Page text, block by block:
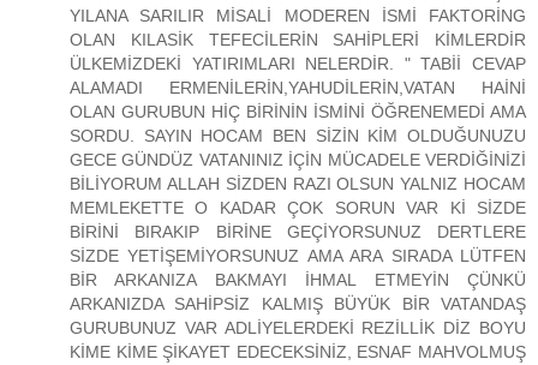
YILANA SARILIR MİSALİ MODEREN İSMİ FAKTORİNG
OLAN KILASİK TEFECİLERİN SAHİPLERİ KİMLERDİR
ÜLKEMİZDEKİ YATIRIMLARI NELERDİR. " TABİİ CEVAP
ALAMADI ERMENİLERİN,YAHUDİLERİN,VATAN HAİNİ
OLAN GURUBUN HİÇ BİRİNİN İSMİNİ ÖĞRENEMEDİ AMA
SORDU. SAYIN HOCAM BEN SİZİN KİM OLDUĞUNUZU
GECE GÜNDÜZ VATANINIZ İÇİN MÜCADELE VERDİĞİNİZİ
BİLİYORUM ALLAH SİZDEN RAZI OLSUN YALNIZ HOCAM
MEMLEKETTE O KADAR ÇOK SORUN VAR Kİ SİZDE
BİRİNİ BIRAKIP BİRİNE GEÇİYORSUNUZ DERTLERE
SİZDE YETİŞEMİYORSUNUZ AMA ARA SIRADA LÜTFEN
BİR ARKANIZA BAKMAYI İHMAL ETMEYİN ÇÜNKÜ
ARKANIZDA SAHİPSİZ KALMIŞ BÜYÜK BİR VATANDAŞ
GURUBUNUZ VAR ADLİYELERDEKİ REZİLLİK DİZ BOYU
KİME KİME ŞİKAYET EDECEKSİNİZ, ESNAF MAHVOLMUŞ